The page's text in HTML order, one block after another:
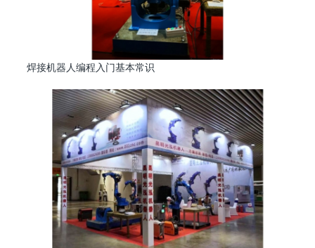
焊接机器人编程入门基本常识